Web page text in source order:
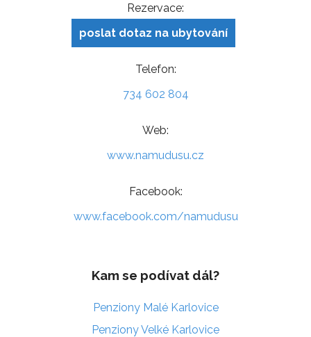
Rezervace:
poslat dotaz na ubytování
Telefon:
734 602 804
Web:
www.namudusu.cz
Facebook:
www.facebook.com/namudusu
Kam se podívat dál?
Penziony Malé Karlovice
Penziony Velké Karlovice